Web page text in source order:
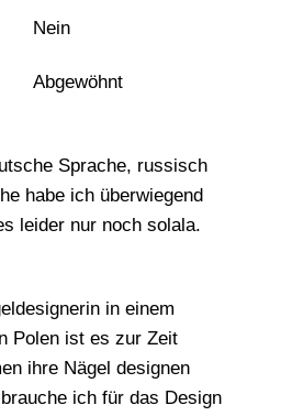
Nein
Abgewöhnt
Sprache, russisch
habe ich überwiegend
leider nur noch solala.
in einem
Polen ist es zur Zeit
ihre Nägel designen
ich für das Design